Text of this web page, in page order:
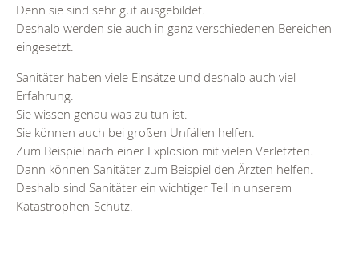
Denn sie sind sehr gut ausgebildet.
Deshalb werden sie auch in ganz verschiedenen Bereichen
eingesetzt.
Sanitäter haben viele Einsätze und deshalb auch viel
Erfahrung.
Sie wissen genau was zu tun ist.
Sie können auch bei großen Unfällen helfen.
Zum Beispiel nach einer Explosion mit vielen Verletzten.
Dann können Sanitäter zum Beispiel den Ärzten helfen.
Deshalb sind Sanitäter ein wichtiger Teil in unserem
Katastrophen-Schutz.